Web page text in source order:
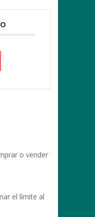
o vender
el límite al